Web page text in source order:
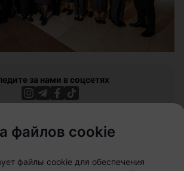
за нами в соцсетях
файлов cookie
файлы cookie для обеспечения